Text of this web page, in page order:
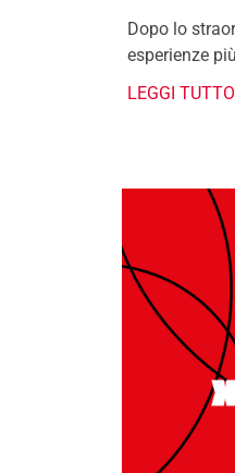
Dopo lo
esperienze
LEGGI